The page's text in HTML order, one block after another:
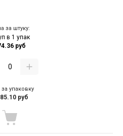
за штуку:
в 1 упак
руб
упаковку
руб